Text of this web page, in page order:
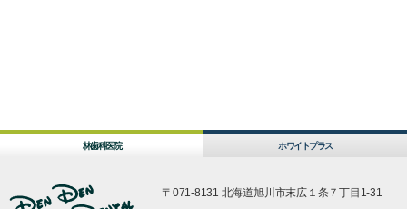
林歯科医院 ホワイトプラス
〒071-8131 北海道旭川市末広１条７丁目1-31